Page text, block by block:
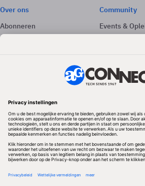
Over ons
Abonneren
Adverteren
Community
Events &
Volg ons
Redactionele partner